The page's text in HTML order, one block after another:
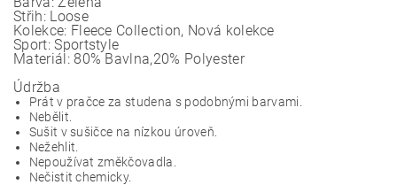
Střih: Loose
Kolekce: Fleece Collection, Nová kolekce
Sport: Sportstyle
Materiál:80% Bavlna,20% Polyester
Údržba
Prát v pračce za studena s podobnými barvami.
Nebělit.
Sušit v sušičce na nízkou úroveň.
Nežehlit.
Nepoužívat změkčovadla.
Nečistit chemicky.